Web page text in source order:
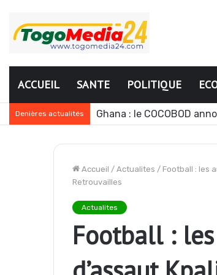
ACCUEIL SANTE POLITIQUE
Denières actualités Le Ghana envisage des
Accueil / Actualites / Football : les
Retrouvailles
Actualites
Football :